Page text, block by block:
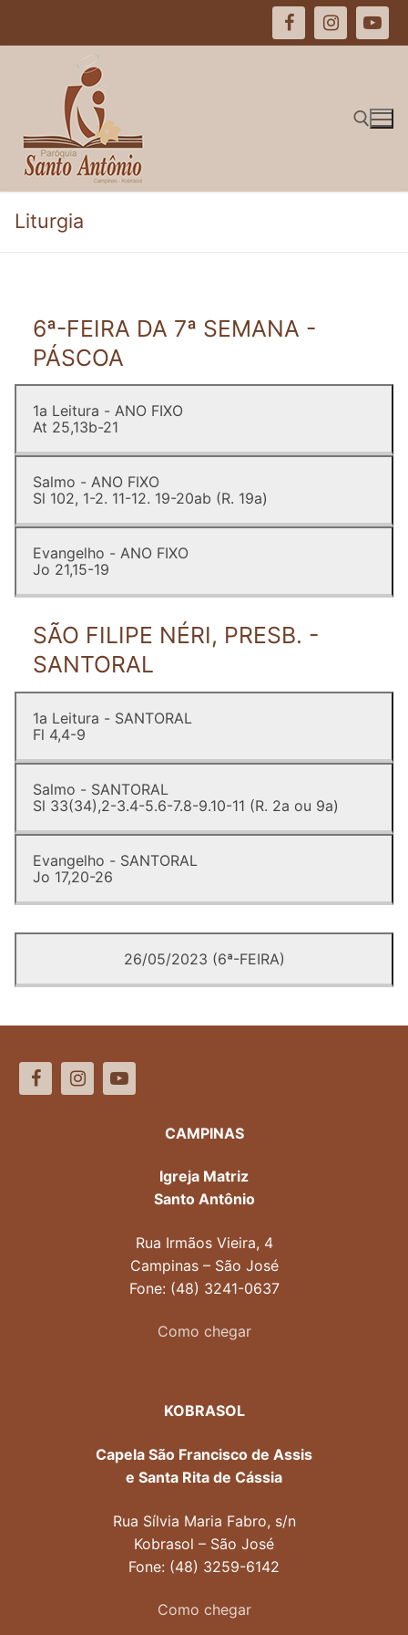
Pesquisar por:
Liturgia
6ª-FEIRA DA 7ª SEMANA -
PÁSCOA
1a Leitura - ANO FIXO
At 25,13b-21
Salmo - ANO FIXO
Sl 102, 1-2. 11-12. 19-20ab (R. 19a)
Evangelho - ANO FIXO
Jo 21,15-19
SÃO FILIPE NÉRI, PRESB. -
SANTORAL
1a Leitura - SANTORAL
Fl 4,4-9
Salmo - SANTORAL
Sl 33(34),2-3.4-5.6-7.8-9.10-11 (R. 2a ou 9a)
Evangelho - SANTORAL
Jo 17,20-26
26/05/2023 (6ª-FEIRA)
CAMPINAS
Igreja Matriz
Santo Antônio
Rua Irmãos Vieira, 4
Campinas – São José
Fone: (48) 3241-0637
Como chegar
KOBRASOL
Capela São Francisco de Assis
e Santa Rita de Cássia
Rua Sílvia Maria Fabro, s/n
Kobrasol – São José
Fone: (48) 3259-6142
Como chegar